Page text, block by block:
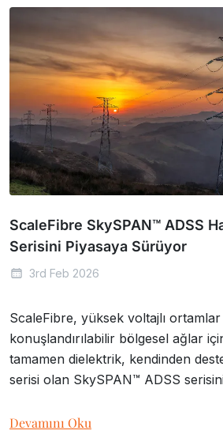
ScaleFibre SkySPAN™ ADSS
Serisini Piyasaya Sürüyor
3rd Feb 2026
ScaleFibre, yüksek voltajlı ortamlar
konuşlandırılabilir bölgesel ağlar
tamamen dielektrik, kendinden
serisi olan SkySPAN™ ADSS serisini
Devamını Oku